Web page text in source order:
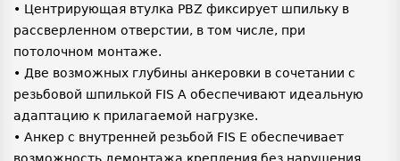
• Центрирующая втулка PBZ фиксирует шпильку в
рассверленном отверстии, в том числе, при
потолочном монтаже.
• Две возможных глубины анкеровки в сочетании с
резьбовой шпилькой FIS A обеспечивают идеальную
адаптацию к прилагаемой нагрузке.
• Анкер с внутренней резьбой FIS E обеспечивает
возможность демонтажа крепления без нарушения